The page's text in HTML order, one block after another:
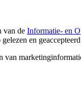
van de Informatie- en
en
van